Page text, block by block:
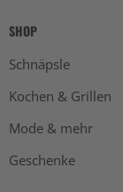
SHOP
Schnäpsle
Kochen & Grillen
Mode & mehr
Geschenke